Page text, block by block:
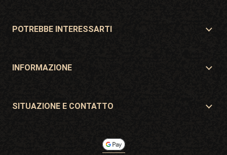
Situazione e contatto
POTREBBE INTERESSARTI
Offerte
INFORMAZIONE
Garanzie e resi
SITUAZIONE E CONTATTO
Pol. Industrial Pont del Príncep